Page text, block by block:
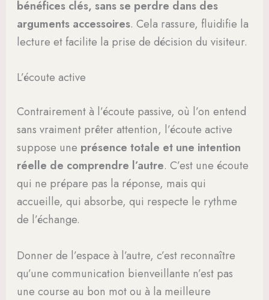
bénéfices clés, sans se perdre dans des
arguments accessoires. Cela rassure, fluidifie la
lecture et facilite la prise de décision du visiteur.
L’écoute active
Contrairement à l’écoute passive, où l’on entend
sans vraiment prêter attention, l’écoute active
suppose une présence totale et une intention
réelle de comprendre l’autre. C’est une écoute
qui ne prépare pas la réponse, mais qui
accueille, qui absorbe, qui respecte le rythme
de l’échange.
Donner de l’espace à l’autre, c’est reconnaître
qu’une communication bienveillante n’est pas
une course au bon mot ou à la meilleure